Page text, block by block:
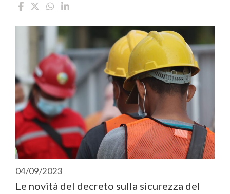
04/09/2023
Le novità del decreto sulla sicurezza del